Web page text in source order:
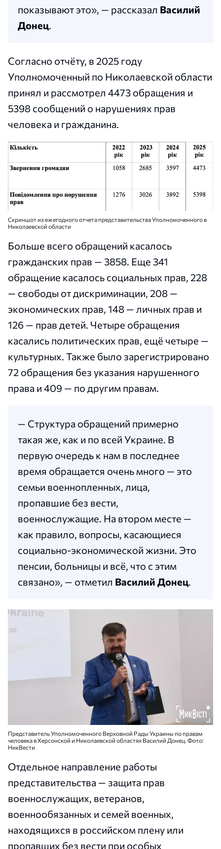
показывают это», — рассказал Василий
Донец.
Согласно отчёту, в 2025 году
Уполномоченный по Николаевской области
принял и рассмотрел 4473 обращения и
5398 сообщений о нарушениях прав
человека и гражданина.
Скриншот из ежегодного отчета представительства Уполномоченного в
Николаевской области
Больше всего обращений касалось
гражданских прав — 3858. Еще 341
обращение касалось социальных прав, 228
— свободы от дискриминации, 208 —
экономических прав, 148 — личных прав и
126 — прав детей. Четыре обращения
касались политических прав, ещё четыре —
культурных. Также было зарегистрировано
72 обращения без указания нарушенного
права и 409 — по другим правам.
— Структура обращений примерно
такая же, как и по всей Украине. В
первую очередь к нам в последнее
время обращается очень много — это
семьи военнопленных, лица,
пропавшие без вести,
военнослужащие. На втором месте —
как правило, вопросы, касающиеся
социально-экономической жизни. Это
пенсии, больницы и всё, что с этим
связано», — отметил Василий Донец.
Представитель Уполномоченного Верховной Рады Украины по правам
человека в Херсонской и Николаевской областях Василий Донец. Фото:
НикВести
Отдельное направление работы
представительства — защита прав
военнослужащих, ветеранов,
военнообязанных и семей военных,
находящихся в российском плену или
пропавших без вести при особых